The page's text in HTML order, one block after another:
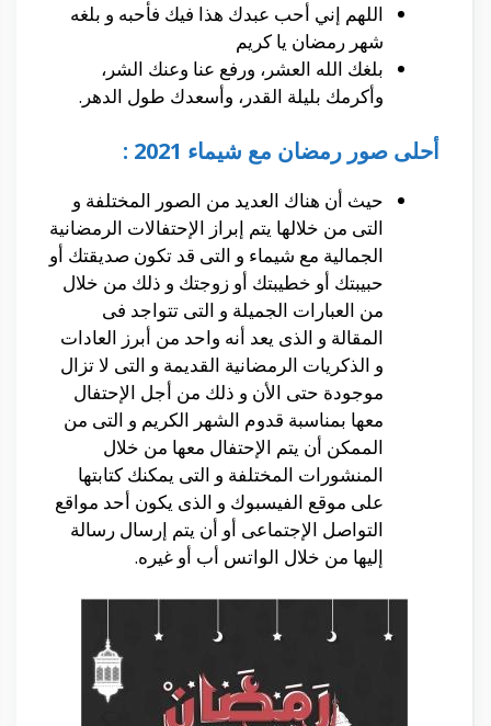
اللهم إني أحب عبدك هذا فيك فأحبه و بلغه
شهر رمضان يا كريم
بلغك الله العشر، ورفع عنا وعنك الشر،
وأكرمك بليلة القدر، وأسعدك طول الدهر.
أحلى صور رمضان مع شيماء 2021 :
حيث أن هناك العديد من الصور المختلفة و
التى من خلالها يتم إبراز الإحتفالات الرمضانية
الجمالية مع شيماء و التى قد تكون صديقتك أو
حبيبتك أو خطيبتك أو زوجتك و ذلك من خلال
من العبارات الجميلة و التى تتواجد فى
المقالة و الذى يعد أنه واحد من أبرز العادات
و الذكريات الرمضانية القديمة و التى لا تزال
موجودة حتى الأن و ذلك من أجل الإحتفال
معها بمناسبة قدوم الشهر الكريم و التى من
الممكن أن يتم الإحتفال معها من خلال
المنشورات المختلفة و التى يمكنك كتابتها
على موقع الفيسبوك و الذى يكون أحد مواقع
التواصل الإجتماعى أو أن يتم إرسال رسالة
إليها من خلال الواتس أب أو غيره.